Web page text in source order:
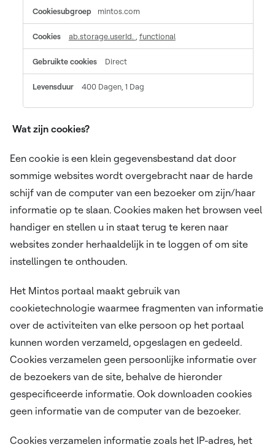
mintos.com
ab.storage.userId. functional
Direct
400 Dagen, 1 Dag
Wat zijn cookies?
Een cookie is een klein gegevensbestand dat door
sommige websites wordt overgebracht naar de harde
schijf van de computer van een bezoeker om zijn/haar
informatie op te slaan. Cookies maken het browsen veel
handiger en stellen u in staat terug te keren naar
websites zonder herhaaldelijk in te loggen of om site
instellingen te onthouden.
Het Mintos portaal maakt gebruik van
cookietechnologie waarmee fragmenten van informatie
over de activiteiten van elke persoon op het portaal
kunnen worden verzameld, opgeslagen en gedeeld.
Cookies verzamelen geen persoonlijke informatie over
de bezoekers van de site, behalve de hieronder
gespecificeerde informatie. Ook downloaden cookies
geen informatie van de computer van de bezoeker.
Cookies verzamelen informatie zoals het IP-adres, het